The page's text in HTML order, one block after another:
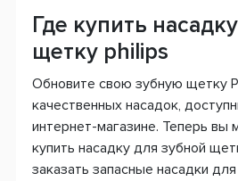
Где купить
щетку philips
Обновите свою зубную щетку
качественных насадок,
интернет-магазине. Теперь вы
купить насадку для зубной
заказать запасные насадки